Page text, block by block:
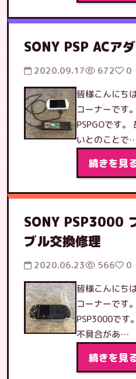
SONY PSP ACア
2020.09.17 672
0
皆様こんにち
コーナーです
PSPGOです
いとのことで
続きを見
SONY PSP3000
ブル交換修理
2020.06.23 566
0
皆様こんにち
コーナーです
PSP3000です
不具合があ…
続きを見